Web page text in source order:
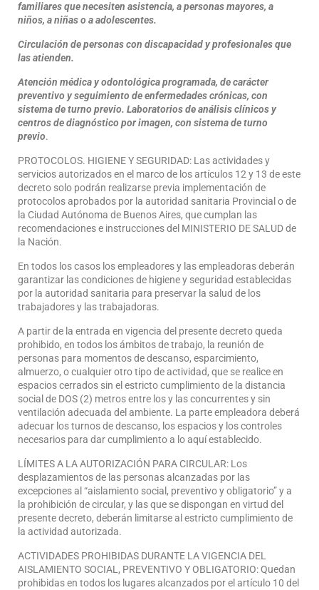
familiares que necesiten asistencia, a personas mayores, a
niños, a niñas o a adolescentes.
Circulación de personas con discapacidad y profesionales que
las atienden.
Atención médica y odontológica programada, de carácter
preventivo y seguimiento de enfermedades crónicas, con
sistema de turno previo. Laboratorios de análisis clínicos y
centros de diagnóstico por imagen, con sistema de turno
previo.
PROTOCOLOS. HIGIENE Y SEGURIDAD: Las actividades y
servicios autorizados en el marco de los artículos 12 y 13 de este
decreto solo podrán realizarse previa implementación de
protocolos aprobados por la autoridad sanitaria Provincial o de
la Ciudad Autónoma de Buenos Aires, que cumplan las
recomendaciones e instrucciones del MINISTERIO DE SALUD de
la Nación.
En todos los casos los empleadores y las empleadoras deberán
garantizar las condiciones de higiene y seguridad establecidas
por la autoridad sanitaria para preservar la salud de los
trabajadores y las trabajadoras.
A partir de la entrada en vigencia del presente decreto queda
prohibido, en todos los ámbitos de trabajo, la reunión de
personas para momentos de descanso, esparcimiento,
almuerzo, o cualquier otro tipo de actividad, que se realice en
espacios cerrados sin el estricto cumplimiento de la distancia
social de DOS (2) metros entre los y las concurrentes y sin
ventilación adecuada del ambiente. La parte empleadora deberá
adecuar los turnos de descanso, los espacios y los controles
necesarios para dar cumplimiento a lo aquí establecido.
LÍMITES A LA AUTORIZACIÓN PARA CIRCULAR: Los
desplazamientos de las personas alcanzadas por las
excepciones al “aislamiento social, preventivo y obligatorio” y a
la prohibición de circular, y las que se dispongan en virtud del
presente decreto, deberán limitarse al estricto cumplimiento de
la actividad autorizada.
ACTIVIDADES PROHIBIDAS DURANTE LA VIGENCIA DEL
AISLAMIENTO SOCIAL, PREVENTIVO Y OBLIGATORIO: Quedan
prohibidas en todos los lugares alcanzados por el artículo 10 del